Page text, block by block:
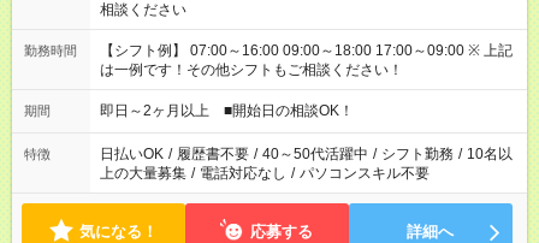
相談ください
勤務時間
【シフト例】 07:00～16:00 09:00～18:00 17:00～09:00 ※ 上記
は一例です！その他シフトもご相談ください！
期間 即日～2ヶ月以上 ■開始日の相談OK！
特徴 日払いOK / 履歴書不要 / 40～50代活躍中 / シフト勤務 / 10名以
上の大量募集 / 電話対応なし / パソコンスキル不要
気になる！ 応募する 詳細へ